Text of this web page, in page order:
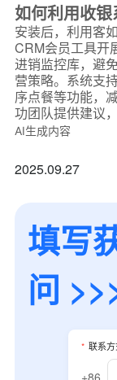
如何利用收银
安装后，利用客
CRM会员工具开
进销监控库，避
营策略。系统支
序点餐等功能，
功团队提供建议
AI生成内容
2025.09.27
填写
问
* 联系
+86
联系方式
+86